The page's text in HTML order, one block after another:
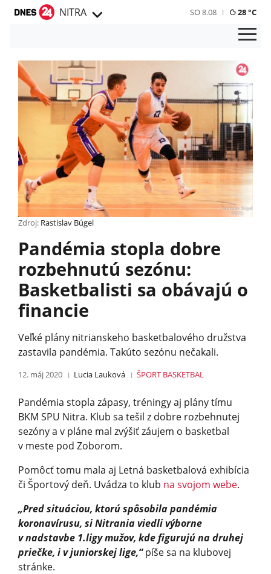
NITRA SO 8.08 28 °C
Zdroj: Rastislav Búgel
Pandémia stopla dobre
rozbehnutú sezónu:
Basketbalisti sa obávajú o
financie
Veľké plány nitrianskeho basketbalového družstva
zastavila pandémia. Takúto sezónu nečakali.
12. máj 2020 Lucia Lauková ŠPORT BASKETBAL
Pandémia stopla zápasy, tréningy aj plány tímu
BKM SPU Nitra. Klub sa tešil z dobre rozbehnutej
sezóny a v pláne mal zvýšiť záujem o basketbal
v meste pod Zoborom.
Pomôcť tomu mala aj Letná basketbalová exhibícia
či Športový deň. Uvádza to klub na svojom webe.
„Pred situáciou, ktorú spôsobila pandémia
koronavírusu, si Nitrania viedli výborne
v nadstavbe 1.ligy mužov, kde figurujú na druhej
priečke, i v juniorskej lige,“píše sa na klubovej
stránke.